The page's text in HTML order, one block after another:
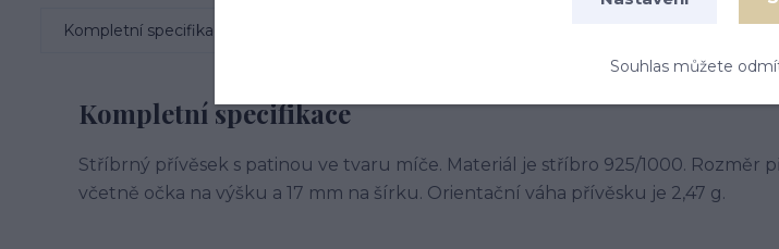
Kompletní specifikace
Kompletní specifikace
Stříbrný přívěsek s patinou ve tvaru míče. Materiál je stříbro 925/1000. Rozměr
včetně očka na výšku a 17 mm na šírku. Orientační váha přívěsku je 2,47 g.
Souhlas můžete